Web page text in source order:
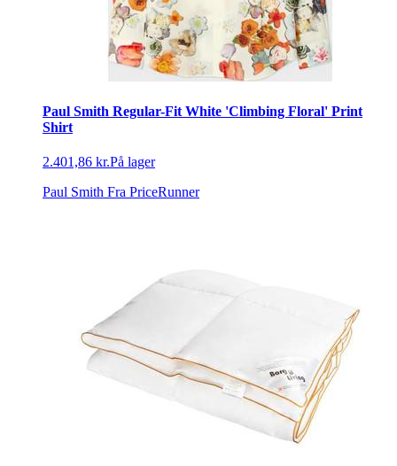
Paul Smith Regular-Fit White 'Climbing Floral' Print
Shirt
2.401,86 kr.På lager
Paul Smith Fra PriceRunner